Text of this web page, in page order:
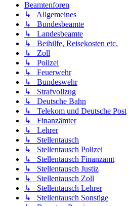
Beamtenforen
↳ Allgemeines
↳ Bundesbeamte
↳ Landesbeamte
↳ Beihilfe, Reisekosten etc.
↳ Zoll
↳ Polizei
↳ Feuerwehr
↳ Bundeswehr
↳ Strafvollzug
↳ Deutsche Bahn
↳ Telekom und Deutsche Post
↳ Finanzämter
↳ Lehrer
↳ Stellentausch
↳ Stellentausch Polizei
↳ Stellentausch Finanzamt
↳ Stellentausch Justiz
↳ Stellentausch Zoll
↳ Stellentausch Lehrer
↳ Stellentausch Sonstige